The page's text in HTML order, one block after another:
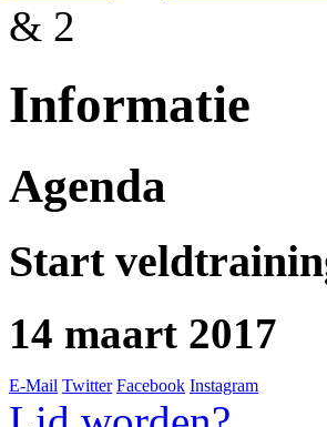
& 2
Informatie
Agenda
Start
14 maart 2017
E-Mail Twitter Facebook Instagram